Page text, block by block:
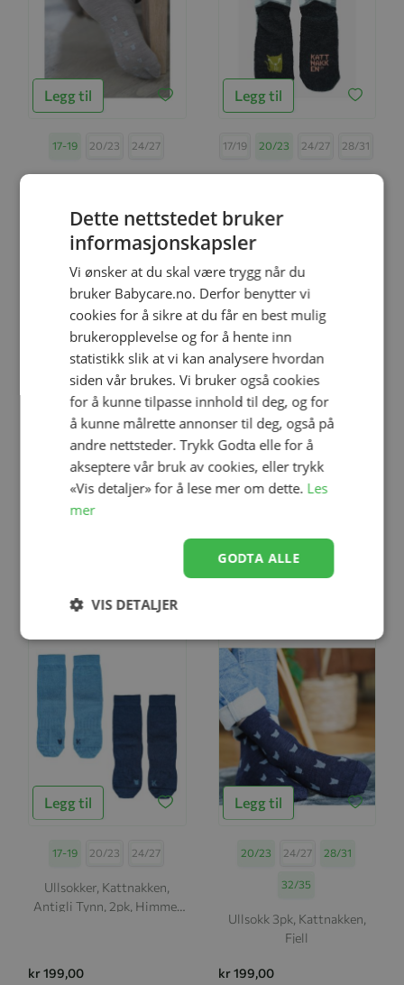
Legg til
Størrelse
17-19 20/23 24/27
kr 199,00
Legg til
Størrelse
17/19 20/23 24/27 28/31
kr 99,00
Legg til
24/27
Legg til
Kattnakken, Blåfjell
Legg til
Størrelse
17-19 20/23 24/27
Ullsokker, Kattnakken,
Antigli Tynn, 2pk, Himmel
kr 199,00
Legg til
Størrelse
20/23 24/27 28/31
32/35
Ullsokk 3pk, Kattnakken,
Fjell
kr 199,00
Dette nettstedet bruker
informasjonskapsler
Vi ønsker at du skal være trygg når du
bruker Babycare.no. Derfor benytter vi
cookies for å sikre at du får en best mulig
brukeropplevelse og for å hente inn
statistikk slik at vi kan analysere hvordan
siden vår brukes. Vi bruker også cookies
for å kunne tilpasse innhold til deg, og for
å kunne målrette annonser til deg, også på
andre nettsteder. Trykk Godta elle for å
akseptere vår bruk av cookies, eller trykk
«Vis detaljer» for å lese mer om dette. Les
mer
GODTA ALLE
VIS DETALJER